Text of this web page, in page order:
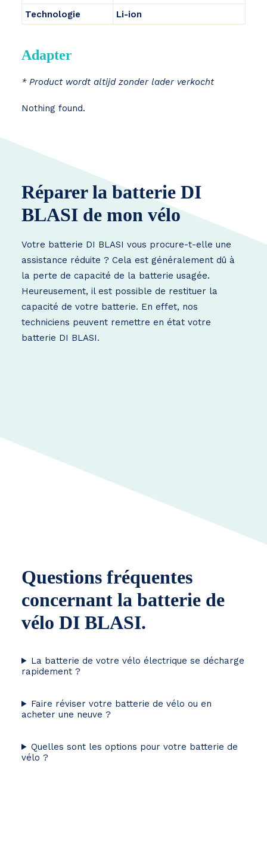
Technologie Li-ion
Adapter
* Product wordt altijd zonder lader verkocht
Nothing found.
Réparer la batterie DI
BLASI de mon vélo
Votre batterie DI BLASI vous procure-t-elle une
assistance réduite ? Cela est généralement dû à
la perte de capacité de la batterie usagée.
Heureusement, il est possible de restituer la
capacité de votre batterie. En effet, nos
techniciens peuvent remettre en état votre
batterie DI BLASI.
Questions fréquentes
concernant la batterie de
vélo DI BLASI.
La batterie de votre vélo électrique se décharge
rapidement ?
Faire réviser votre batterie de vélo ou en
acheter une neuve ?
Quelles sont les options pour votre batterie de
vélo ?